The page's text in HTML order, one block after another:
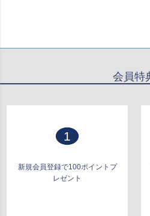
会員特
1
新規会員登録で100ポイントプ
レゼント